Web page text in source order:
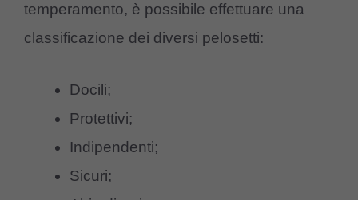
temperamento, è possibile effettuare una
classificazione dei diversi pelosetti:
Docili;
Protettivi;
Indipendenti;
Sicuri;